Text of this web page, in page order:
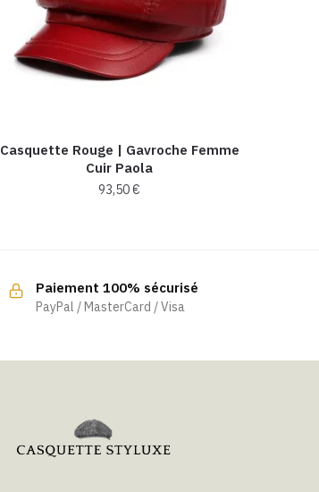
Casquette Rouge | Gavroche Femme
Cuir Paola
93,50€
plusieurs
variations.
options
sur
Paiement 100% sécurisé
PayPal / MasterCard / Visa